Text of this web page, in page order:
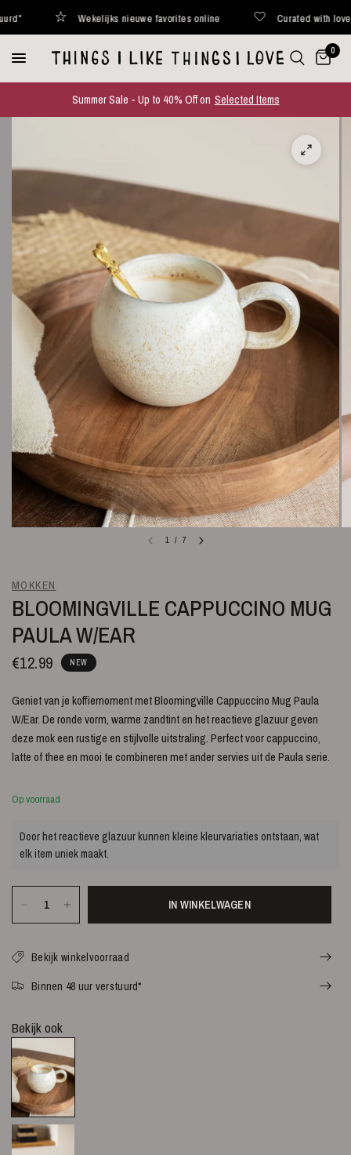
Wekelijks nieuwe favorites online Curated with love
0
Summer Sale - Up to 40% Off on Selected Items
1 / 7
MOKKEN
BLOOMINGVILLE CAPPUCCINO MUG
PAULA W/EAR
€12.99 NEW
Geniet van je koffiemoment met Bloomingville Cappuccino Mug Paula
W/Ear. De ronde vorm, warme zandtint en het reactieve glazuur geven
deze mok een rustige en stijlvolle uitstraling. Perfect voor cappuccino,
latte of thee en mooi te combineren met ander servies uit de Paula serie.
Op voorraad
Door het reactieve glazuur kunnen kleine kleurvariaties ontstaan, wat
elk item uniek maakt.
IN WINKELWAGEN
Bekijk winkelvoorraad
Binnen 48 uur verstuurd*
Bekijk ook